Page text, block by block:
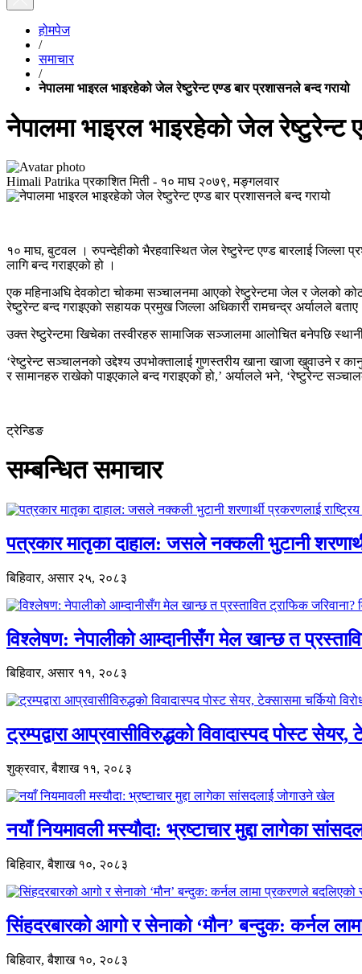
होमपेज
/
समाचार
/
नेपालमा भाइरल भाइरहेको जेल रेष्टुरेन्ट एण्ड बार प्रशासनले बन्द गरायो
नेपालमा भाइरल भाइरहेको जेल रेष्टुरेन्ट
Himali Patrika प्रकाशित मिती - १० माघ २०७९, मङ्गलवार
१० माघ, बुटवल । रुपन्देहीको भैरहवास्थित जेल रेष्टुरेन्ट एण्ड बारलाई जिल्ला
लागि बन्द गराइएको हो ।
एक महिनाअघि देवकोटा चोकमा सञ्चालनमा आएको रेष्टुरेन्टमा जेल र जेलको
रेष्टुरेन्ट बन्द गराइएको सहायक प्रमुख जिल्ला अधिकारी रामचन्द्र अर्यालले बताए
उक्त रेष्टुरेन्टमा खिचेका तस्वीरहरु सामाजिक सञ्जालमा आलोचित बनेपछि
‘रेष्टुरेन्ट सञ्चालनको उद्देश्य उपभोक्तालाई गुणस्तरीय खाना खाजा खुवाउने र
र सामानहरु राखेको पाइएकाले बन्द गराइएको हो,’ अर्यालले भने, ‘रेष्टुरेन्ट
ट्रेन्डिङ
सम्बन्धित समाचार
पत्रकार मातृका दाहाल: जसले नक्कली भुटानी
बिहिवार, असार २५, २०८३
विश्लेषण: नेपालीको आम्दानीसँग मेल खान्छ त
बिहिवार, असार ११, २०८३
ट्रम्पद्वारा आप्रवासीविरुद्धको विवादास्पद पोस्ट सेयर,
शुक्रवार, बैशाख ११, २०८३
नयाँ नियमावली मस्यौदा: भ्रष्टाचार मुद्दा लागेका
बिहिवार, बैशाख १०, २०८३
सिंहदरबारको आगो र सेनाको ‘मौन’ बन्दुक: कर्नल
बिहिवार, बैशाख १०, २०८३